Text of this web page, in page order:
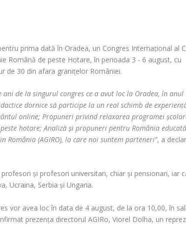
prima dată în Oradea, un Congres Internaţional al
Română de peste Hotare, în perioada 3 - 6 august, cu
de 30 din afara graniţelor României.
de la singurul congres ce a avut loc la Oradea, în anul
dornice să participe la un real schimb de
online; Propuneri privind relaxarea programei
hotare; Analiză şi propuneri pentru România
România (AGIRO), la care noi suntem parteneri”, a
şi profesori universitari, chiar şi pensionari, iar
Ucraina, Serbia şi Ungaria.
vor avea loc în data de 4 august, de la ora 10,00, în
prezenţa directorul AGIRo, Viorel Dolha, un